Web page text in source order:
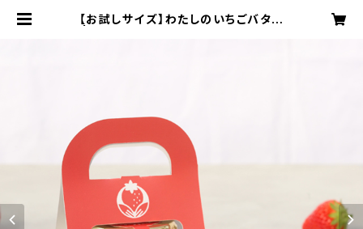
【お試しサイズ】わたしのいちごバター